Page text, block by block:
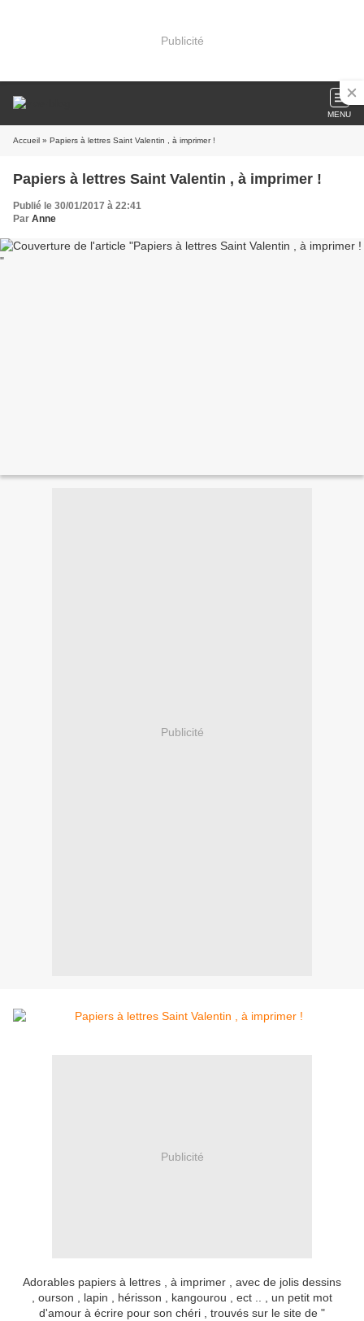
Publicité
MENU
Accueil » Papiers à lettres Saint Valentin , à imprimer !
Papiers à lettres Saint Valentin , à imprimer !
Publié le 30/01/2017 à 22:41
Par Anne
Publicité
Publicité
Adorables papiers à lettres , à imprimer , avec de jolis dessins
, ourson , lapin , hérisson , kangourou , ect .. , un petit mot
d'amour à écrire pour son chéri , trouvés sur le site de "